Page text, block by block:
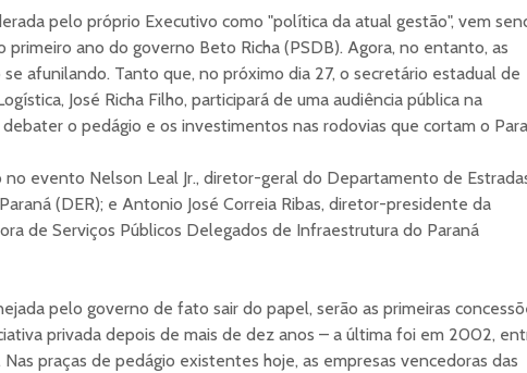
pelo próprio Executivo como "política da atual gestão", vem
primeiro ano do governo Beto Richa (PSDB). Agora, no entanto, as
se afunilando. Tanto que, no próximo dia 27, o secretário estadual de
José Richa Filho, participará de uma audiência pública na
o pedágio e os investimentos nas rodovias que cortam o
no evento Nelson Leal Jr., diretor-geral do Departamento de
(DER); e Antonio José Correia Ri­bas, diretor-presidente da
de Ser­viços Públicos Delegados de Infraestrutura do Paraná
pelo governo de fato sair do papel, serão as primeiras
privada depois de mais de dez anos – a última foi em 2002,
Nas praças de pedágio existentes hoje, as empresas vencedoras das